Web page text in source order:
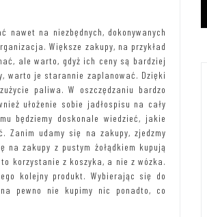
nawet na niezbędnych, dokonywanych
Większe zakupy, na przykład
ale warto, gdyż ich ceny są bardziej
warto je starannie zaplanować. Dzięki
paliwa. W oszczędzaniu bardzo
ułożenie sobie jadłospisu na cały
będziemy doskonale wiedzieć, jakie
Zanim udamy się na zakupy, zjedzmy
na zakupy z pustym żołądkiem kupują
korzystanie z koszyka, a nie z wózka.
kolejny produkt. Wybierając się do
pewno nie kupimy nic ponadto, co